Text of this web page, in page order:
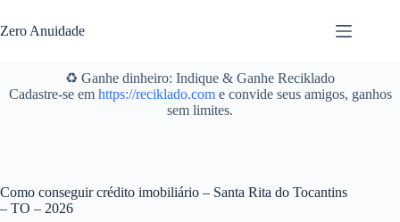
para
o
Zero Anuidade
♻️ Ganhe dinheiro: Indique & Ganhe Reciklado
Cadastre-se em https://reciklado.come convide seus amigos, ganhos
sem limites.
Como conseguir crédito imobiliário – Santa Rita do Tocantins
– TO – 2026